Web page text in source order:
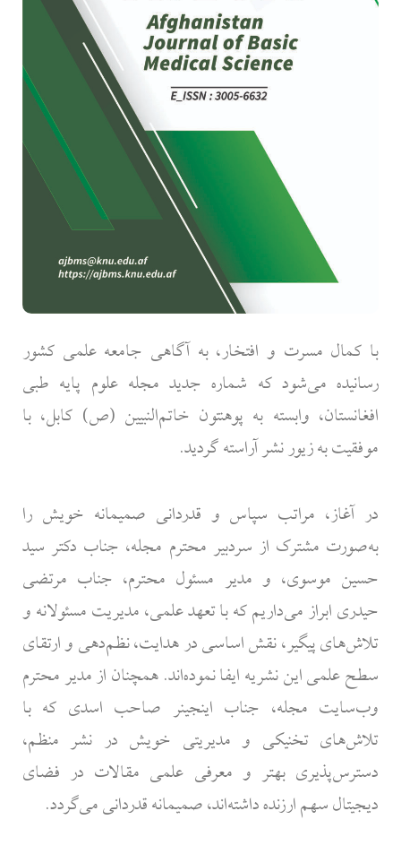
با کمال مسرت و افتخار، به آگاهی جامعه علمی کشور
رسانیده می‌شود که شماره جدید مجله علوم پایه طبی
افغانستان، وابسته به پوهنتون خاتم‌النبیین (ص) کابل، با
موفقیت به زیور نشر آراسته گردید.
در آغاز، مراتب سپاس و قدردانی صمیمانه خویش را
به‌صورت مشترک از سردبیر محترم مجله، جناب دکتر سید
حسین موسوی، و مدیر مسئول محترم، جناب مرتضی
حیدری ابراز می‌داریم که با تعهد علمی، مدیریت مسئولانه و
تلاش‌های پیگیر، نقش اساسی در هدایت، نظم‌دهی و ارتقای
سطح علمی این نشریه ایفا نموده‌اند. همچنان از مدیر محترم
وب‌سایت مجله، جناب اینجینر صاحب اسدی که با
تلاش‌های تخنیکی و مدیریتی خویش در نشر منظم،
دسترس‌پذیری بهتر و معرفی علمی مقالات در فضای
دیجیتال سهم ارزنده داشته‌اند، صمیمانه قدردانی می‌گردد.